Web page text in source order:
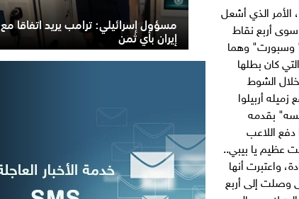
الأمر الذي أشعل
أربع نقاط
وسبورت" وهما
كان بطلها
الشوط
أربيلوا
بقدمه
اللاعب
عظيم يا بيبي..
واعتبرت أنها
وصلت إلى أربع
مسؤول إسرائيلي: ترامب يريد اتفاقا مع
إيران بأي ثمن